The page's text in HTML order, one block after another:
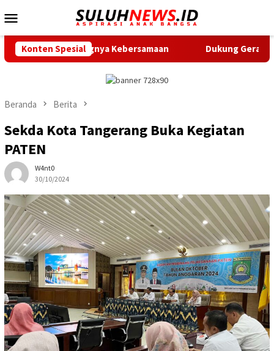
ke
Mobile
Konten Spesial
Kebersamaan Dukung Gerak Jalan Santai HUT
Beranda Berita
Sekda Kota Tangerang Buka Kegiatan
PATEN
W4nt0
30/10/2024